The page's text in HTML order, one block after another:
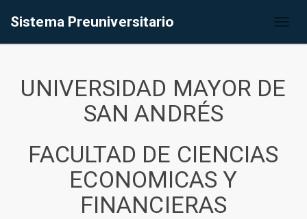
Sistema Preuniversitario
UNIVERSIDAD MAYOR DE
SAN ANDRÉS
FACULTAD DE CIENCIAS
ECONOMICAS Y
FINANCIERAS